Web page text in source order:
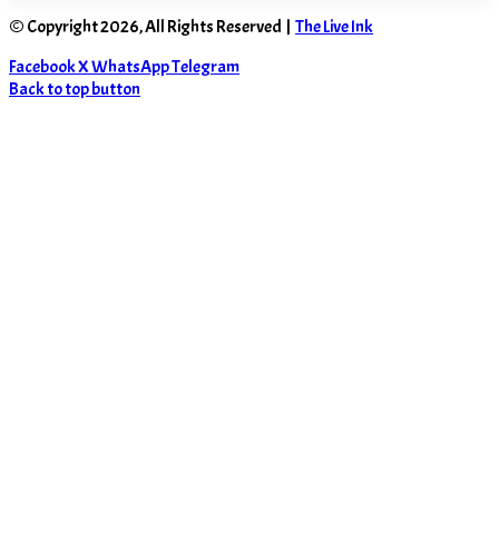
© Copyright 2026, All Rights Reserved | The Live Ink
FacebookXWhatsAppTelegram
Back to top button